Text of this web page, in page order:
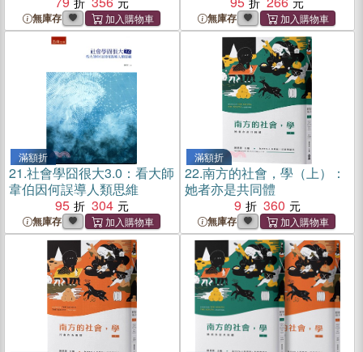
無庫存 無庫存
滿額折
21.社會學囧很大3.0：看大師
韋伯因何誤導人類思維
95
304
無庫存
滿額折
22.南方的社會，學（上）：
她者亦是共同體
9
360
無庫存